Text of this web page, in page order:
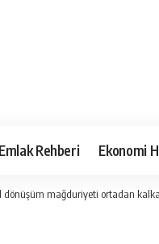
Emlak Rehberi Ekonomi
dönüşüm mağduriyeti ortadan